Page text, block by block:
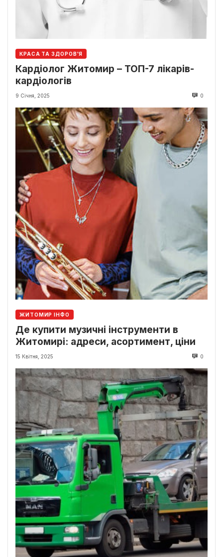
КРАСА ТА ЗДОРОВ'Я
Кардіолог Житомир – ТОП-7 лікарів-
кардіологів
9 Січня, 2025 0
ЖИТОМИР ІНФО
Де купити музичні інструменти в
Житомирі: адреси, асортимент, ціни
15 Квітня, 2025 0